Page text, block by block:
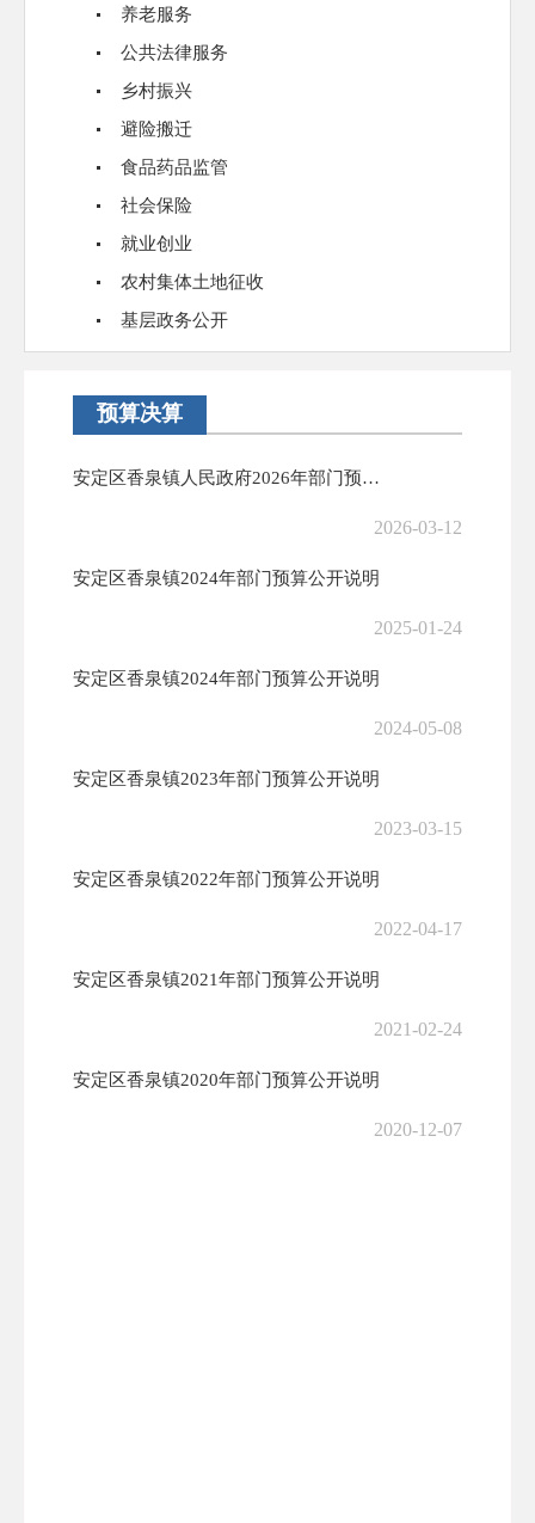
养老服务
公共法律服务
乡村振兴
避险搬迁
食品药品监管
社会保险
就业创业
农村集体土地征收
基层政务公开
预算决算
安定区香泉镇人民政府2026年部门预算公开情况说明
2026-03-12
安定区香泉镇2024年部门预算公开说明
2025-01-24
安定区香泉镇2024年部门预算公开说明
2024-05-08
安定区香泉镇2023年部门预算公开说明
2023-03-15
安定区香泉镇2022年部门预算公开说明
2022-04-17
安定区香泉镇2021年部门预算公开说明
2021-02-24
安定区香泉镇2020年部门预算公开说明
2020-12-07